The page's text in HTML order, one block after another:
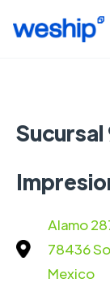
Alamo
78436
Mexico